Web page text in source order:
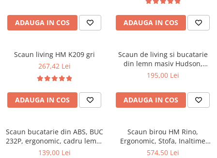
Saltele 140x200
Saltele 180x200
Top saltele
Top saltele 5 cm
Top saltele 10 cm
Top saltele memory 5 cm
Saltele ieftine
Saltele cu plasa de arcuri
Scaune ergonomice
Etajere Birou
Birouri
Scaune pentru birou
Scaune pentru vizitatori
Mobilier bucatarie
Scaune pentru bucatarie
Mobila bucatarie
Seturi mese si scaune bucatarie
ADAUGA IN COS ADAUGA IN COS
Scaun living HM K209 gri
267,42 Lei
ADAUGA IN COS
Scaun de living si bucatarie
din lemn masiv Hudson,
tapiterie stofa,100 kg,
195,00 Lei
ADAUGA IN COS
Scaun bucatarie din ABS, BUC
232P, ergonomic, cadru lemn,
100 kg
139,00 Lei
Scaun birou HM Rino,
Ergonomic, Stofa, Inaltime
reglabila, Mecanism
574,50 Lei